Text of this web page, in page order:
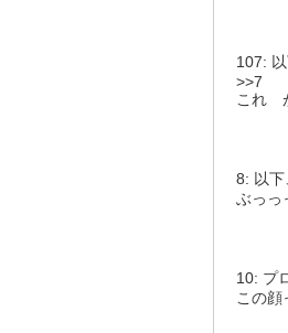
107:
>>7
これ
8: 以
ぶっっ
10: プ
この顔